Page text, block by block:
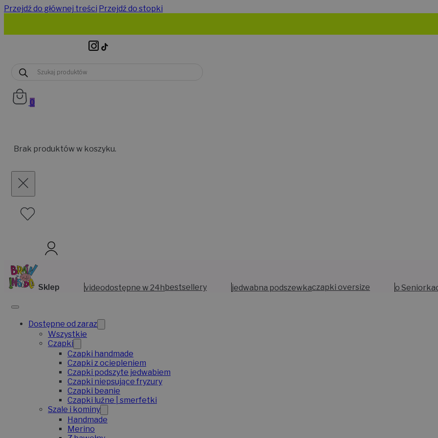
Przejdź do głównej treści Przejdź do stopki
Wyszukiwarka
produktów
0
Brak produktów w koszyku.
Sklep videodostępne w 24hbestsellery jedwabna podszewkaczapki oversize o
Dostępne od zaraz
Wszystkie
Czapki
Czapki handmade
Czapki z ociepleniem
Czapki podszyte jedwabiem
Czapki niepsujące fryzury
Czapki beanie
Czapki luźne | smerfetki
Szale i kominy
Handmade
Merino